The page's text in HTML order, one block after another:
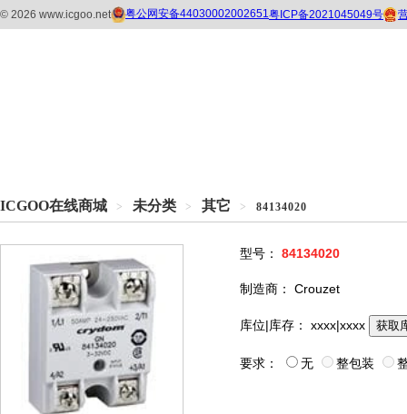
ICGOO在线商城 > 未分类 > 其它 > 84134020
型号： 84134020
制造商： Crouzet
库位|库存： xxxx|xxxx 获取
要求： 无 整包装